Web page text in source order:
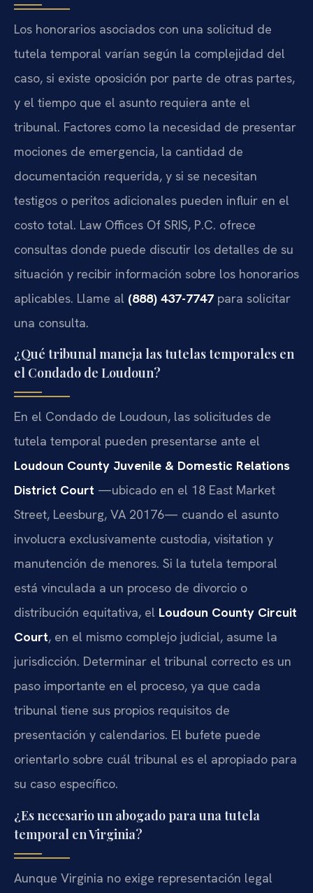
Los honorarios asociados con una solicitud de
tutela temporal varían según la complejidad del
caso, si existe oposición por parte de otras partes,
y el tiempo que el asunto requiera ante el
tribunal. Factores como la necesidad de presentar
mociones de emergencia, la cantidad de
documentación requerida, y si se necesitan
testigos o peritos adicionales pueden influir en el
costo total. Law Offices Of SRIS, P.C. ofrece
consultas donde puede discutir los detalles de su
situación y recibir información sobre los honorarios
aplicables. Llame al (888) 437-7747 para solicitar
una consulta.
¿Qué tribunal maneja las tutelas temporales en
el Condado de Loudoun?
En el Condado de Loudoun, las solicitudes de
tutela temporal pueden presentarse ante el
Loudoun County Juvenile & Domestic Relations
District Court —ubicado en el 18 East Market
Street, Leesburg, VA 20176— cuando el asunto
involucra exclusivamente custodia, visitation y
manutención de menores. Si la tutela temporal
está vinculada a un proceso de divorcio o
distribución equitativa, el Loudoun County Circuit
Court, en el mismo complejo judicial, asume la
jurisdicción. Determinar el tribunal correcto es un
paso importante en el proceso, ya que cada
tribunal tiene sus propios requisitos de
presentación y calendarios. El bufete puede
orientarlo sobre cuál tribunal es el apropiado para
su caso específico.
¿Es necesario un abogado para una tutela
temporal en Virginia?
Aunque Virginia no exige representación legal